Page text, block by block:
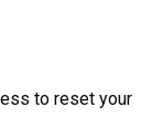
to reset your